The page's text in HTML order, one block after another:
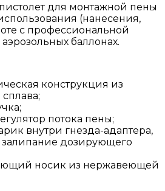
для монтажной пены
(нанесения,
с профессиональной
баллонах.
конструкция из
потока пены;
внутри гнезда-адаптера,
дозирующего
носик из нержавеющей